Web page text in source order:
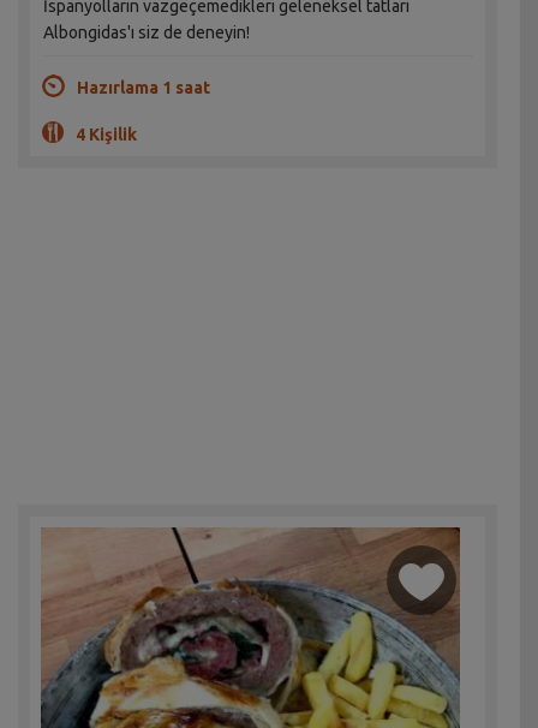
İspanyolların vazgeçemedikleri geleneksel tatları
Albongidas'ı siz de deneyin!
Hazırlama 1 saat
4 Kişilik